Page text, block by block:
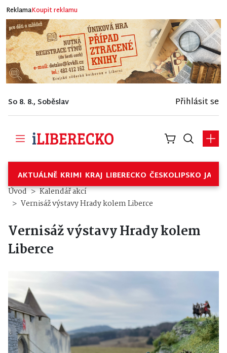
ReklamaKoupit reklamu
So 8. 8., Soběslav Přihlásit se
AKTUÁLNĚ KRIMI KRAJ LIBERECKO ČESKOLIPSKO
Úvod
Kalendář akcí
Vernisáž výstavy Hrady kolem Liberce
Vernisáž výstavy Hrady kolem
Liberce